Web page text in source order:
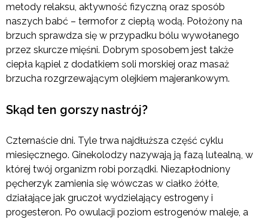
metody relaksu, aktywność fizyczną oraz sposób
naszych babć – termofor z ciepłą wodą. Położony na
brzuch sprawdza się w przypadku bólu wywołanego
przez skurcze mięśni. Dobrym sposobem jest także
ciepła kąpiel z dodatkiem soli morskiej oraz masaż
brzucha rozgrzewającym olejkiem majerankowym.
Skąd ten gorszy nastrój?
Czternaście dni. Tyle trwa najdłuższa część cyklu
miesięcznego. Ginekolodzy nazywają ją fazą lutealną, w
której twój organizm robi porządki. Niezapłodniony
pęcherzyk zamienia się wówczas w ciałko żółte,
działające jak gruczoł wydzielający estrogeny i
progesteron. Po owulacji poziom estrogenów maleje, a